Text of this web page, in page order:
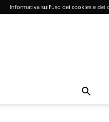
Informativa sull’uso dei cookies e dei